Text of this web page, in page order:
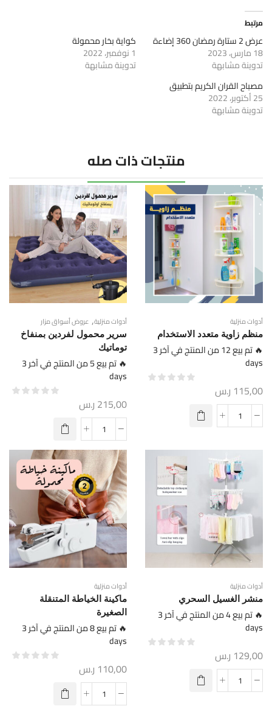
مرتبط
عرض 2 ستارة رمضان 360 إضاءة
18 مارس، 2023
تدوينة مشابهة
كواية بخار محمولة
1 نوفمبر، 2022
تدوينة مشابهة
مصباح القران الكريم بتطبيق
25 أكتوبر، 2022
تدوينة مشابهة
منتجات ذات صله
أدوات منزلية
منظم زاوية متعدد الاستخدام
🔥 تم بيع 12 من المنتج في آخر 3
days
115,00 ر.س
أدوات منزلية, عروض أسواق مزار
سرير محمول لفردين بمنفاخ
توماتيك
🔥 تم بيع 5 من المنتج في آخر 3
days
215,00 ر.س
أدوات منزلية
منشر الغسيل السحري
🔥 تم بيع 4 من المنتج في آخر 3
days
129,00 ر.س
أدوات منزلية
ماكينة الخياطة المتنقلة
الصغيرة
🔥 تم بيع 8 من المنتج في آخر 3
days
110,00 ر.س